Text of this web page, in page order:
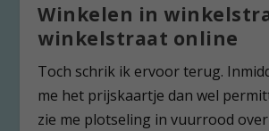
Winkelen in
winkelstraat online
Toch schrik ik ervoor terug.
me het prijskaartje dan wel
zie me plotseling in vuurrood